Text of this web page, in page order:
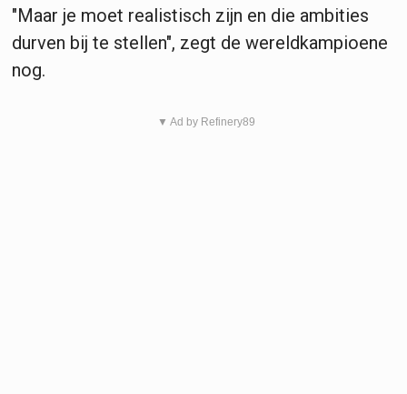
"Maar je moet realistisch zijn en die ambities
durven bij te stellen", zegt de wereldkampioene
nog.
▼ Ad by Refinery89